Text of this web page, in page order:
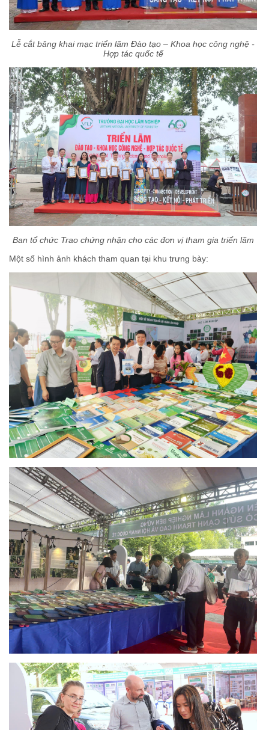
Lễ cắt băng khai mạc triển lãm Đào tạo – Khoa học công nghệ -
Hợp tác quốc tế
Ban tổ chức Trao chứng nhận cho các đơn vị tham gia triển lãm
Một số hình ảnh khách tham quan tại khu trưng bày: